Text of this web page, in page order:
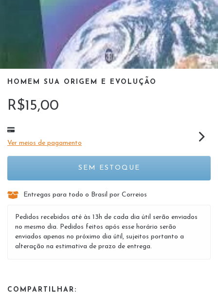
HOMEM SUA ORIGEM E EVOLUÇÃO
R$15,00
Ver meios de pagamento
Entregas para todo o Brasil por Correios
Pedidos recebidos até às 13h de cada dia útil serão enviados
no mesmo dia. Pedidos feitos após esse horário serão
enviados apenas no próximo dia útil, sujeitos portanto a
alteração na estimativa de prazo de entrega.
COMPARTILHAR: